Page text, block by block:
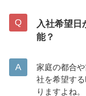
入社希望
能？
家庭の都合
社を希望す
りますよね。